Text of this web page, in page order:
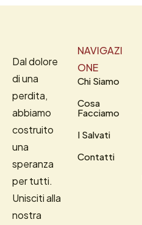
Dal dolore
di una
perdita,
abbiamo
costruito
una
speranza
per tutti.
Unisciti alla
nostra
NAVIGAZI
ONE
Chi Siamo
Cosa
Facciamo
I Salvati
Contatti